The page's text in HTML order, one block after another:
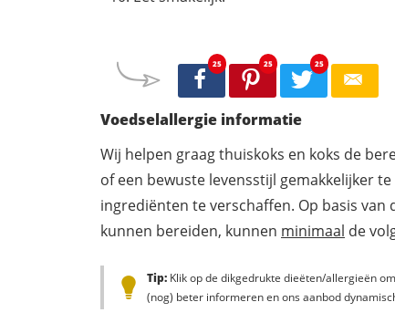
25 25 25
Voedselallergie informatie
Wij helpen graag thuiskoks en koks de
of een bewuste levensstijl gemakkelijker
ingrediënten te verschaffen. Op basis
kunnen bereiden, kunnen minimaal de
Tip: Klik op de dikgedrukte dieëten/allergieën
(nog) beter informeren en ons aanbod